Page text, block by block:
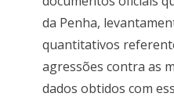
da Penha,
quantitativos
agressões contra as
dados obtidos com